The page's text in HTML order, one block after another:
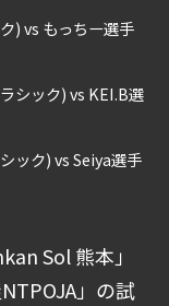
) vs もっちー選手
シック) vs KEI.B選
ック) vs Seiya選手
Sol 熊本」
」の試